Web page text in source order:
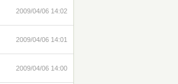
2009/04/06 14:02
2009/04/06 14:01
2009/04/06 14:00